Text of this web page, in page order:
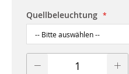
Quellbeleuchtung